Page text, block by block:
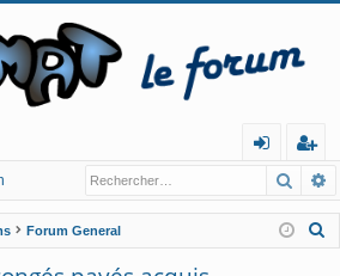
n
ne
ns
cri
pt
Forum General